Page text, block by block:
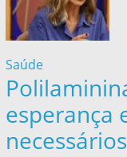
Saúde
esperança
necessários